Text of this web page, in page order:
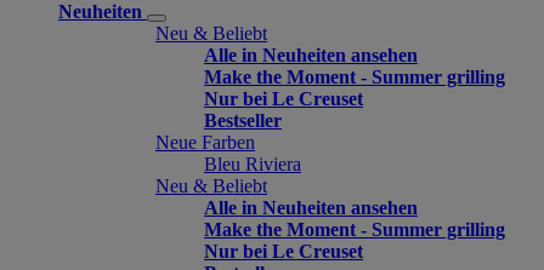
Neuheiten
Neu & Beliebt
Alle in Neuheiten ansehen
Make the Moment - Summer grilling
Nur bei Le Creuset
Bestseller
Neue Farben
Bleu Riviera
Neu & Beliebt
Alle in Neuheiten ansehen
Make the Moment - Summer grilling
Nur bei Le Creuset